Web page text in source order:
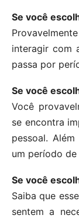
Se você
interagir com
passa por
Se você
Você
se encontra
pessoal.
um período
Se você
Saiba que
sentem a